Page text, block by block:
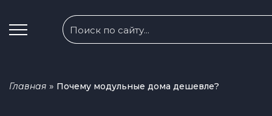
Главная » Почему модульные дома дешевле?